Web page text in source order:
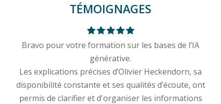
TÉMOIGNAGES
Bravo pour votre formation sur les bases de l’IA
générative.
Les explications précises d’Olivier Heckendorn, sa
disponibilité constante et ses qualités d’écoute, ont
permis de clarifier et d'organiser les informations